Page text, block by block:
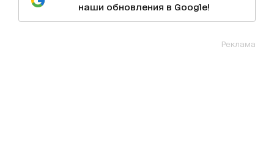
наши обновления в Google!
Реклама